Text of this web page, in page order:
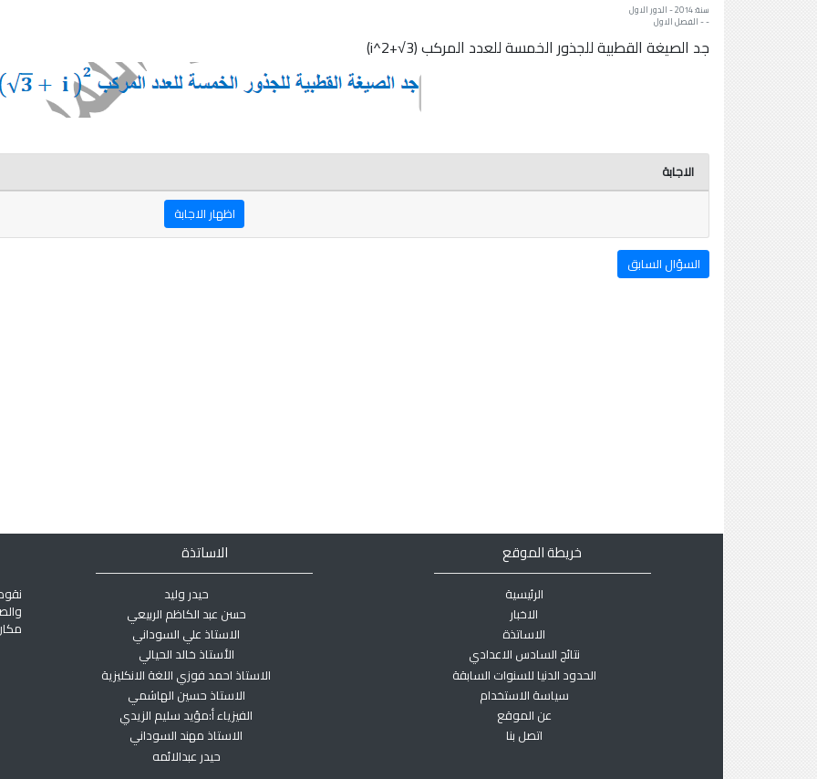
سنة: 2014 - الدور الاول
- - الفصل الاول
جد الصيغة القطبية للجذور الخمسة للعدد المركب (3√+i^2)
الاجابة
اظهار الاجابة
السؤال السابق
خريطة الموقع
الرئيسية
الاخبار
الاساتذة
نتائج السادس الاعدادي
الحدود الدنيا للسنوات السابقة
سياسة الاستخدام
عن الموقع
اتصل بنا
الاساتذة
حيدر وليد
حسن عبد الكاظم الربيعي
الاستاذ علي السوداني
الأستاذ خالد الحيالي
الاستاذ احمد فوزي اللغة الانكليزية
الاستاذ حسين الهاشمي
الفيزياء أ:مؤيد سليم الزيدي
الاستاذ مهند السوداني
حيدر عبدالائمه